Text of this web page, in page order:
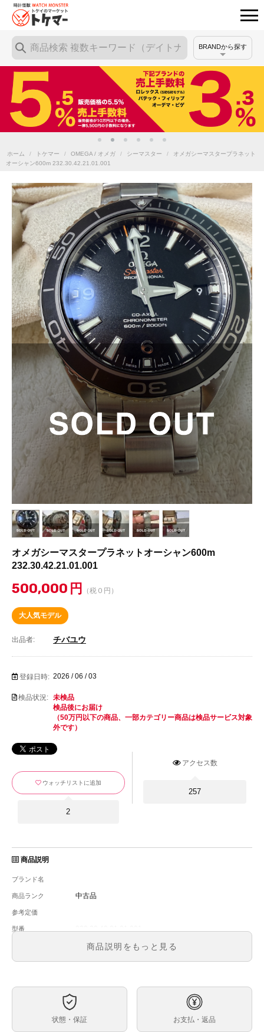
BRANDから探す
ホーム / トケマー / OMEGA / オメガ / シーマスター /
オメガシーマスタープラネット
オーシャン600m 232.30.42.21.01.001
オメガシーマスタープラネットオーシャン600m
232.30.42.21.01.001
500,000 円 （税０円）
大人気モデル
出品者: チバユウ
登録日時: 2026 / 06 / 03
検品状況: 未検品
検品後にお届け
（50万円以下の商品、一部カテゴリー商品は検品サービス対象
外です）
アクセス数
257
ウォッチリストに追加
2
商品説明
ブランド名
商品ランク 中古品
参考定価
型番
メンズ
文字盤
ブラック
ケース素材
商品説明をもっと見る
状態・保証 お支払・返品